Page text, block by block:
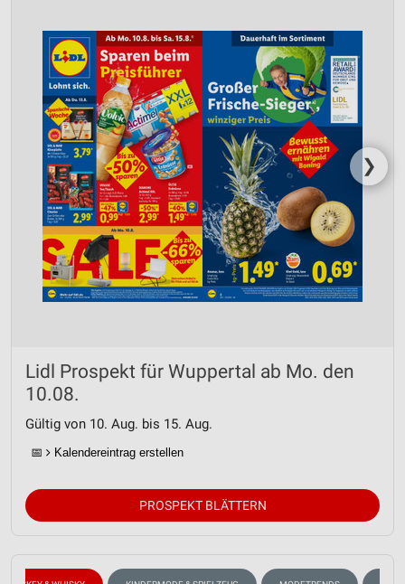
❯
Lidl Prospekt für Wuppertal ab Mo. den
10.08.
Gültig von 10. Aug. bis 15. Aug.
📅 Kalendereintrag erstellen
PROSPEKT BLÄTTERN